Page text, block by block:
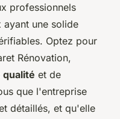
professionnels
une solide
Optez pour
Rénovation,
qualité et de
que l'entreprise
détaillés, et qu'elle